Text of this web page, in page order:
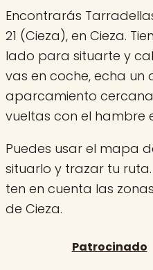
Encontrarás
21 (Cieza), en Cieza.
lado para situarte y
vas en coche, echa un
aparcamiento
vueltas con el hambre
Puedes usar el mapa
situarlo y trazar tu ruta.
ten en cuenta las
de Cieza.